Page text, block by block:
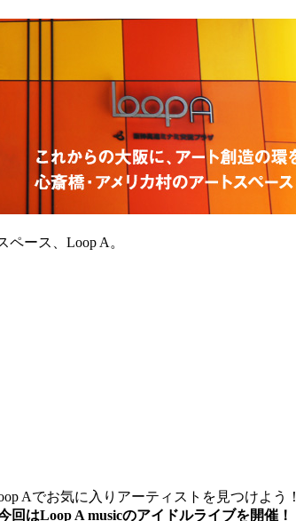
ース、Loop A。
Aでお気に入りアーティストを見つけよう！
回はLoop A musicのアイドルライブを開催！